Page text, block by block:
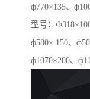
ф770×135、
型号：
ф580× 150、
ф1070×200、